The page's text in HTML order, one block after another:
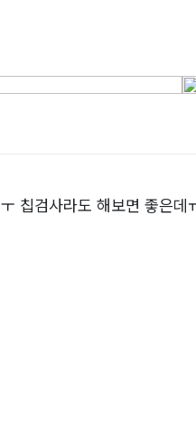
칩검사라도 해보면 좋은